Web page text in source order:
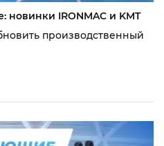
новинки IRONMAC и KMT
производственный